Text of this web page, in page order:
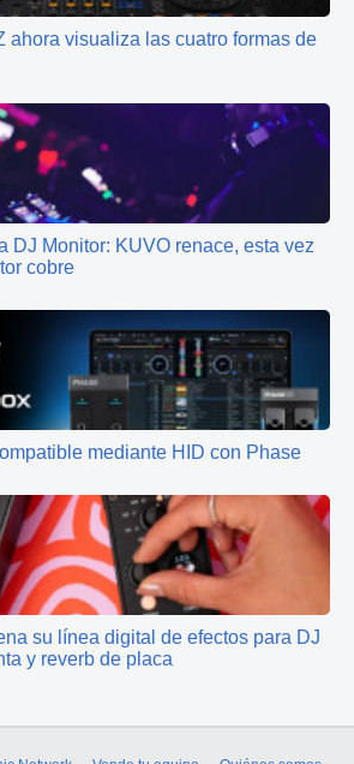
ahora visualiza las cuatro formas de
DJ Monitor: KUVO renace, esta vez
cobre
mediante HID con Phase
su línea digital de efectos para DJ
y reverb de placa